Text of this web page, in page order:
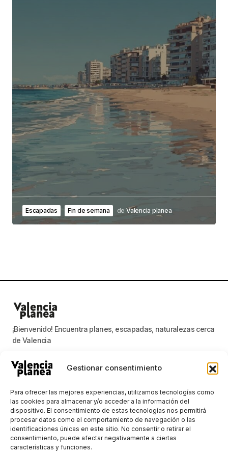
Gestionar consentimiento
Para ofrecer las mejores experiencias, utilizamos tecnologías como
las cookies para almacenar y/o acceder a la información del
dispositivo. El consentimiento de estas tecnologías nos permitirá
procesar datos como el comportamiento de navegación o las
identificaciones únicas en este sitio. No consentir o retirar el
consentimiento, puede afectar negativamente a ciertas
características y funciones.
Escapadas Fin de semana de Valencia planea
¡Bienvenido! Encuentra planes, escapadas, naturalezas cerca
de Valencia
Valencia planea
Mantenerse al día con las noticias más
importantes
E-mail